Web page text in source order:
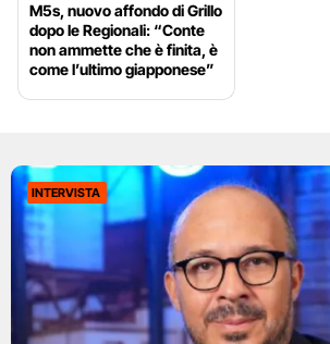
M5s, nuovo affondo di Grillo
dopo le Regionali: “Conte
non ammette che è finita, è
come l’ultimo giapponese”
INTERVISTA